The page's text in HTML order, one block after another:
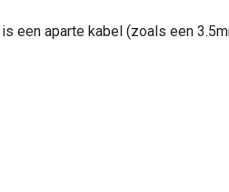
een aparte kabel (zoals een